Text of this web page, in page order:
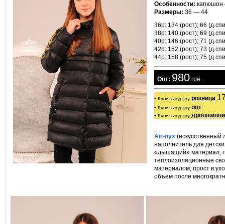
Особенности: капюшон
Размеры: 36 — 44
36р: 134 (рост); 66
38р: 140 (рост); 69
40р: 146 (рост); 71
42р: 152 (рост); 73
44р: 158 (рост); 75
  Опт:
980 грн.
- Купить куртку розница
- Купить куртку опт
- Купить куртку
Air-пух(искусственный
наполнитель для
«дышащий» материал,
теплоизоляционные
материалом, прост в
объем после